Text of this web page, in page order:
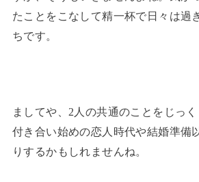
たことをこなして精一杯で日々は過
ちです。
ましてや、2人の共通のことをじっく
付き合い始めの恋人時代や結婚準備
りするかもしれませんね。